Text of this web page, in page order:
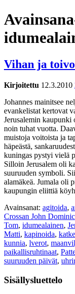
Vihan ja
Kirjoitettu 12.3.2010
Johannes mainitsee
evankelistat kertovat
Jerusalemin kaupunki
noin tuhat vuotta.
muistoja voitoista ja
häpeästä,
kuningas pystyi vielä
Silloin Jerusalem oli
suuruuden symboli.
alamäkeä. Jumala oli
kaupungin eliittiä
Avainsanat: agitoida,
Crossan John Dominic
Tom, idumealainen,
Matti, kapinoida,
kunnia, lverot,
paikallisruhtinaat,
suuruuden päivät,
Sisällysluettelo